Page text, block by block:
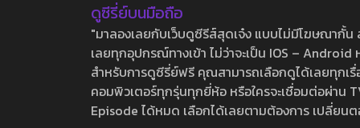
ดูซีรี่ย์บนมือถือ
"มาลองเลยกับเว็บดูซีรีส์สุดเจ๋ง แบบไม่มีโฆษณากั้
เลยทุกอุปกรณ์ทางเข้า ไม่ว่าจะเป็น IOS –
สำหรับการดูซีรี่ย์ฟรี คุณสามารถเลือกดูได้เลยทุกเ
คอมพิวเตอร์ทุกรุ่นทุกยี่ห้อ หรือใครจะเชื่อมต่อผ่าน
Episode ได้หมด เลือกได้เลยตามต้องการ เปลี่ยน